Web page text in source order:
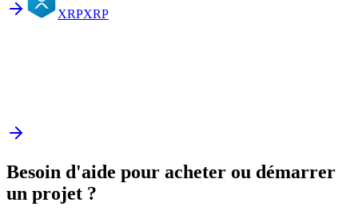
XRPXRP
Besoin d'aide pour acheter ou démarrer
un projet ?